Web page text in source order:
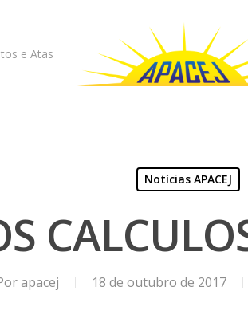
e Atas
Notícias APACEJ
apacej 18 de outubro de 2017